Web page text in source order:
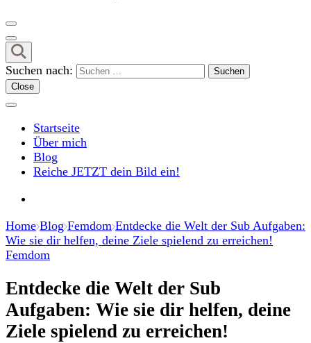
Suchen nach:
Close
Startseite
Über mich
Blog
Reiche JETZT dein Bild ein!
Home Blog Femdom Entdecke die Welt der Sub Aufgaben:
Wie sie dir helfen, deine Ziele spielend zu erreichen!
Femdom
Entdecke die Welt der Sub
Aufgaben: Wie sie dir helfen, deine
Ziele spielend zu erreichen!